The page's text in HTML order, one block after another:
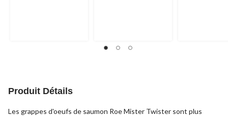
Produit Détails
Les grappes d'oeufs de saumon Roe Mister Twister sont plus